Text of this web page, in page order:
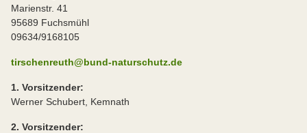
Marienstr. 41
95689 Fuchsmühl
09634/9168105
tirschenreuth@bund-naturschutz.de
1. Vorsitzender:
Werner Schubert, Kemnath
2. Vorsitzender: